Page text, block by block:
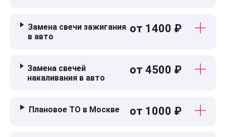
Замена свечи зажигания
в авто
от 1400 ₽
Замена свечей
накаливания в авто
от 4500 ₽
Плановое ТО в Москве от 1000 ₽